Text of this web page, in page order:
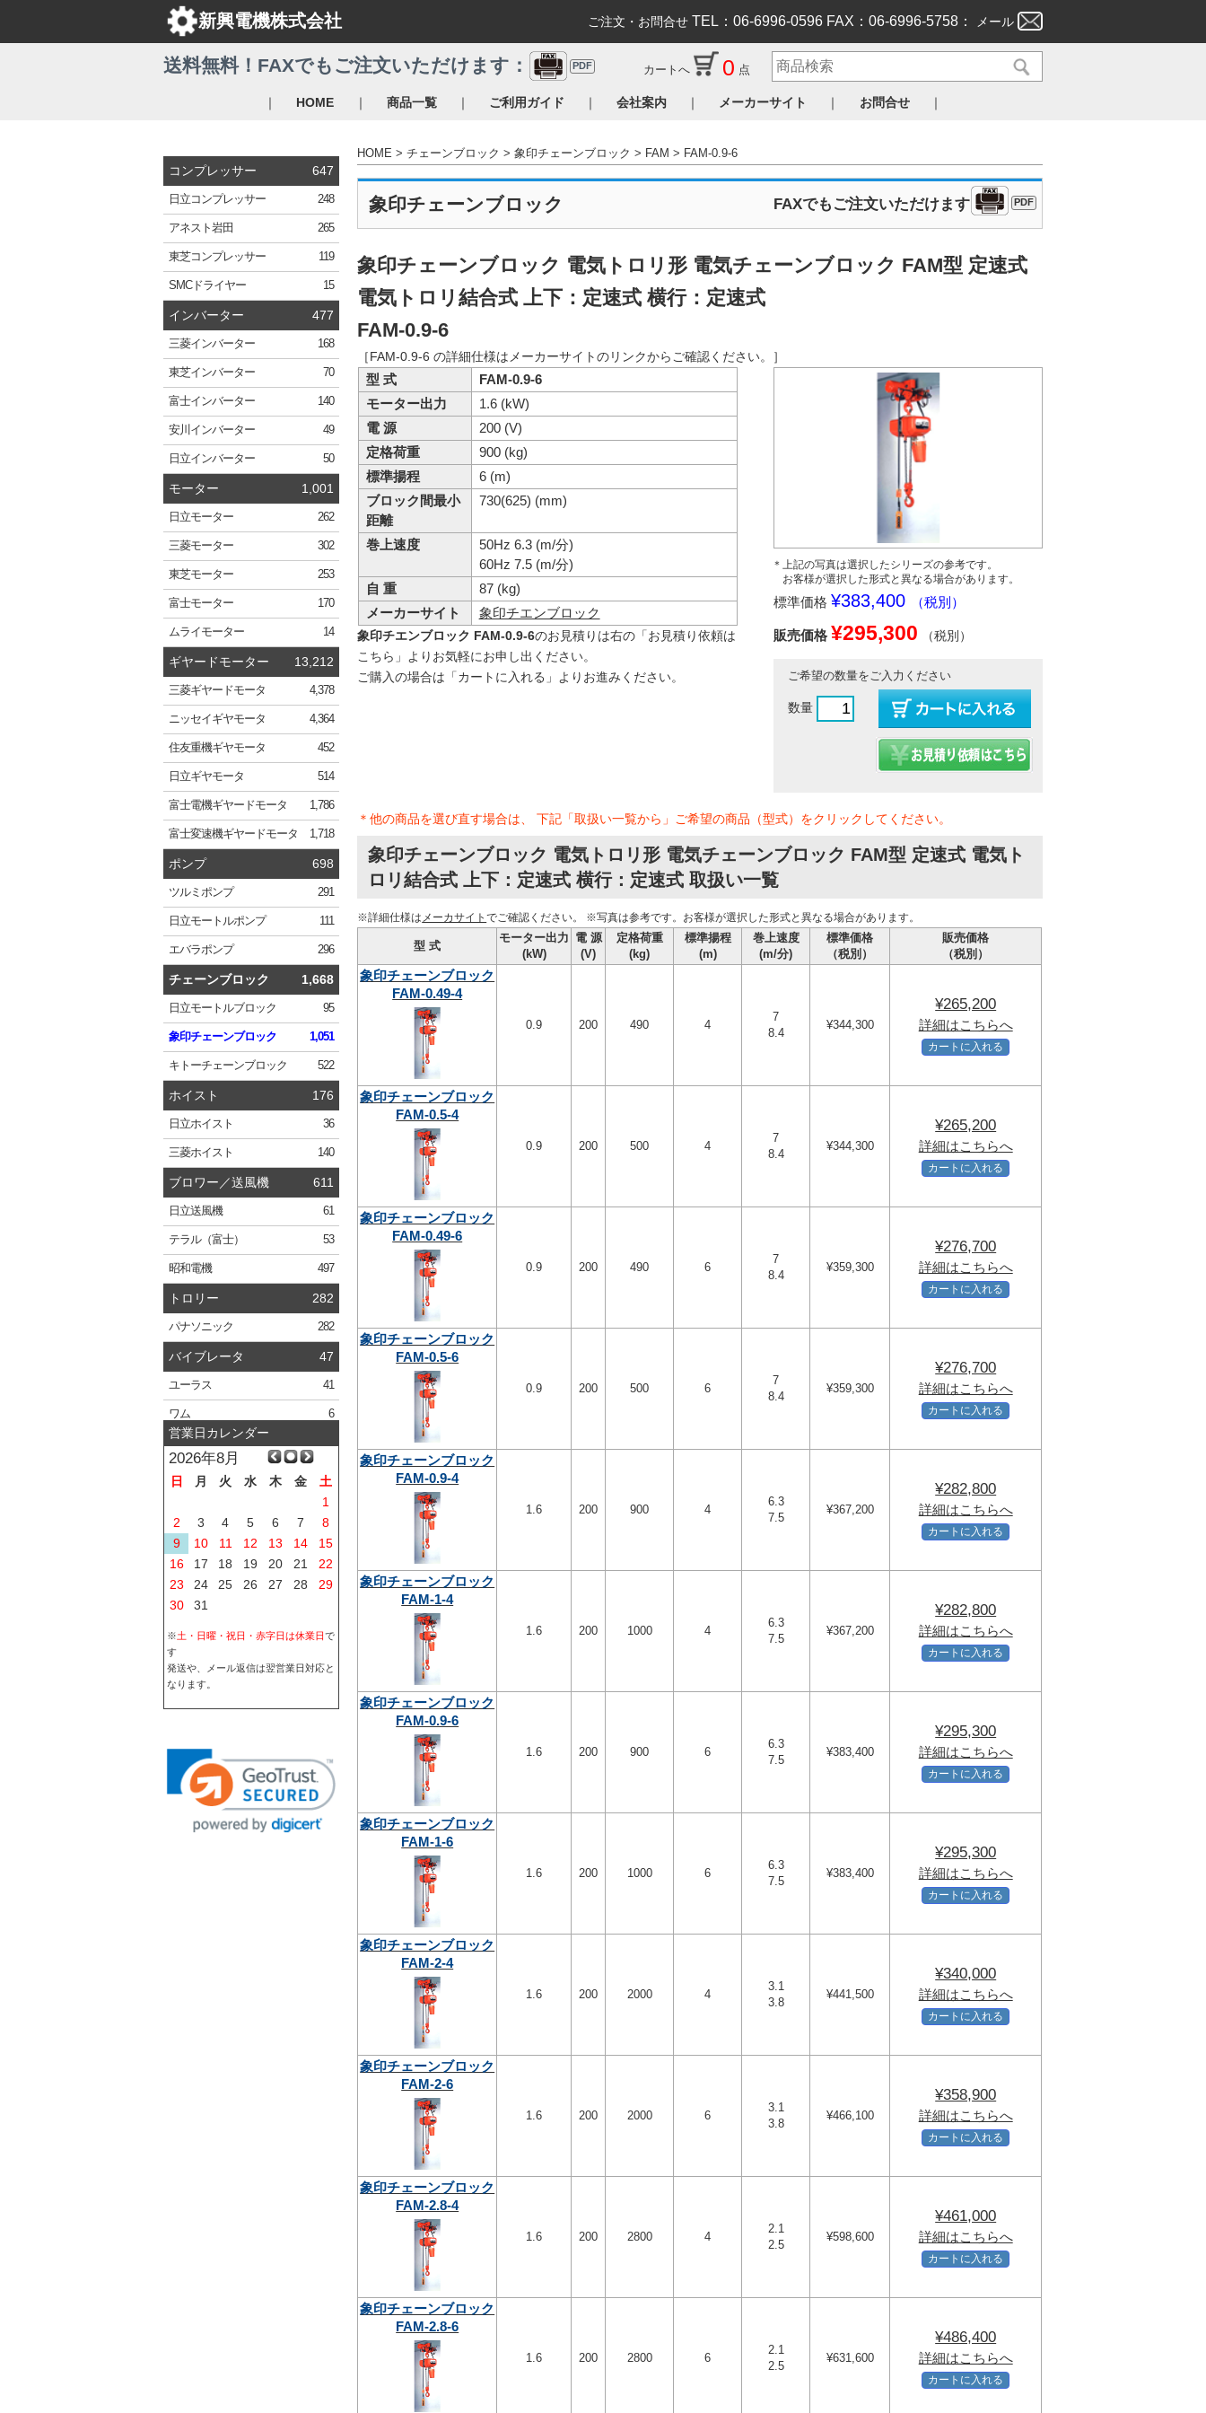
新興電機株式会社 ご注文・お問合せ TEL：06-6996-0596 FAX：06-6996-5758： メール
｜ HOME ｜ 商品一覧 ｜ ご利用ガイド ｜ 会社案内 ｜ メーカーサイト ｜ お問合せ ｜
コンプレッサー 647
日立コンプレッサー 248
アネスト岩田 265
東芝コンプレッサー 119
SMCドライヤー 15
インバーター 477
三菱インバーター 168
東芝インバーター 70
富士インバーター 140
安川 インバーター 49
日立インバーター 50
モーター 1,001
日立モーター 262
三菱モーター 302
東芝モーター 253
富士モーター 170
ムライモーター 14
ギヤードモーター 13,212
三菱ギヤードモータ 4,378
ニッセイギヤモータ 4,364
住友重機ギヤモータ 452
日立ギヤモータ 514
富士電機ギヤードモータ 1,786
富士変速機ギヤードモータ 1,718
ポンプ 698
ツルミ ポンプ 291
日立モートルポンプ 111
エバラポンプ 296
チェーンブロック 1,668
日立モートルブロック 95
象印チェーンブロック 1,051
キトーチェーンブロック 522
ホイスト 176
日立ホイスト 36
三菱ホイスト 140
ブロワー／送風機 611
日立送風機 61
テラル（富士） 53
昭和電機 497
トロリー 282
パナソニック 282
バイブレータ 47
ユーラス 41
ワム 6
営業日カレンダー
2026年8月
日 月 火 水 木 金
土
1
2
3 4 5 6 7
8
9
10 11 12 13 14
15
16
17 18 19 20 21
22
23
24 25 26 27 28
29
30
31
※土・日曜・祝日・赤字日は休業日で
す
発送や、メール返信は翌営業日対応と
なります。
送料無料！FAXでもご注文いただけます： PDF カートへ 0 点
HOME チェーンブロック 象印チェーンブロック FAM FAM-0.9-6
象印チェーンブロック FAXでもご注文いただけます PDF
象印チェーンブロック 電気トロリ形 電気チェーンブロック FAM型 定速式
電気トロリ結合式 上下：定速式 横行：定速式
FAM-0.9-6
［FAM-0.9-6 の詳細仕様はメーカーサイトのリンクからご確認ください。］
＊上記の写真は選択したシリーズの参考です。
お客様が選択した形式と異なる場合があります。
標準価格 ¥383,400 （税別）
販売価格 ¥295,300 （税別）
ご希望の数量をご入力ください
数量
型 式
FAM-0.9-6
モーター出力
1.6 (kW)
電 源
200 (V)
定格荷重
900 (kg)
標準揚程
6 (m)
ブロック間最小
距離
730(625) (mm)
巻上速度
50Hz 6.3 (m/分)
60Hz 7.5 (m/分)
自 重
87 (kg)
メーカーサイト
象印チエンブロック
象印チエンブロック FAM-0.9-6のお見積りは右の「お見積り依頼は
こちら」よりお気軽にお申し出ください。
ご購入の場合は「カートに入れる」よりお進みください。
＊他の商品を選び直す場合は、 下記「取扱い一覧から」ご希望の商品（型式）をクリックしてください。
象印チェーンブロック 電気トロリ形 電気チェーンブロック FAM型 定速式 電気ト
ロリ結合式 上下：定速式 横行：定速式 取扱い一覧
※詳細仕様は メーカサイトでご確認ください。 ※写真は参考です。お客様が選択した形式と異なる場合があります。
型 式
モーター出力
(kW)
電 源
(V)
定格荷重
(kg)
標準揚程
(m)
巻上速度
(m/分)
標準価格
（税別）
販売価格
（税別）
象印チェーンブロック
FAM-0.49-4
0.9 200 490 4
7
8.4
¥344,300
¥265,200
詳細はこちらへ
カートに入れる
象印チェーンブロック
FAM-0.5-4
0.9 200 500 4
7
8.4
¥344,300
¥265,200
詳細はこちらへ
カートに入れる
象印チェーンブロック
FAM-0.49-6
0.9 200 490 6
7
8.4
¥359,300
¥276,700
詳細はこちらへ
カートに入れる
象印チェーンブロック
FAM-0.5-6
0.9 200 500 6
7
8.4
¥359,300
¥276,700
詳細はこちらへ
カートに入れる
象印チェーンブロック
FAM-0.9-4
1.6 200 900 4
6.3
7.5
¥367,200
¥282,800
詳細はこちらへ
カートに入れる
象印チェーンブロック
FAM-1-4
1.6 200 1000 4
6.3
7.5
¥367,200
¥282,800
詳細はこちらへ
カートに入れる
象印チェーンブロック
FAM-0.9-6
1.6 200 900 6
6.3
7.5
¥383,400
¥295,300
詳細はこちらへ
カートに入れる
象印チェーンブロック
FAM-1-6
1.6 200 1000 6
6.3
7.5
¥383,400
¥295,300
詳細はこちらへ
カートに入れる
象印チェーンブロック
FAM-2-4
1.6 200 2000 4
3.1
3.8
¥441,500
¥340,000
詳細はこちらへ
カートに入れる
象印チェーンブロック
FAM-2-6
1.6 200 2000 6
3.1
3.8
¥466,100
¥358,900
詳細はこちらへ
カートに入れる
象印チェーンブロック
FAM-2.8-4
1.6 200 2800 4
2.1
2.5
¥598,600
¥461,000
詳細はこちらへ
カートに入れる
象印チェーンブロック
FAM-2.8-6
1.6 200 2800 6
2.1
2.5
¥631,600
¥486,400
詳細はこちらへ
カートに入れる